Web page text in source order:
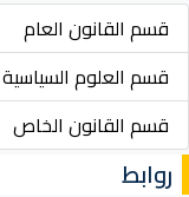
قسم القانون العام
قسم العلوم السياسية
قسم القانون الخاص
روابط